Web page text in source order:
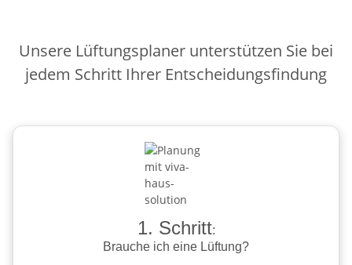
Unsere Lüftungsplaner unterstützen Sie bei
jedem Schritt Ihrer Entscheidungsfindung
1. Schritt:
Brauche ich eine Lüftung?